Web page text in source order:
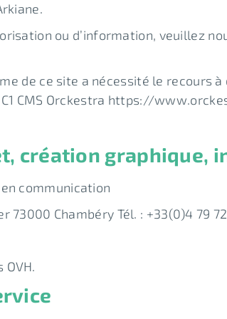
ou d’information, veuillez
de ce site a nécessité le recours
CMS Orckestra https://
création graphique,
en communication
73000 Chambéry Tél. : +33(0)4 79